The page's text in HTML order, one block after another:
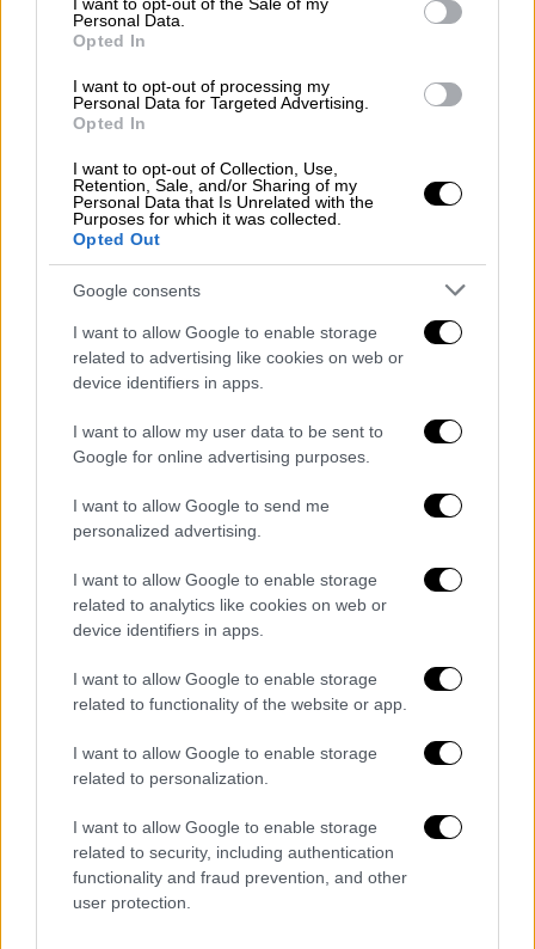
Personal Data.
Opted In
I want to opt-out of processing my
Personal Data for Targeted Advertising.
Opted In
I want to opt-out of Collection, Use,
Retention, Sale, and/or Sharing of my
Personal Data that Is Unrelated with the
Purposes for which it was collected.
Opted Out
Google consents
I want to allow Google to enable storage
related to advertising like cookies on web or
device identifiers in apps.
I want to allow my user data to be sent to
Google for online advertising purposes.
I want to allow Google to send me
personalized advertising.
I want to allow Google to enable storage
related to analytics like cookies on web or
device identifiers in apps.
I want to allow Google to enable storage
related to functionality of the website or app.
I want to allow Google to enable storage
related to personalization.
I want to allow Google to enable storage
related to security, including authentication
functionality and fraud prevention, and other
user protection.
Η 44χρονη Χίλτον είχε ετοιμάσει έναν
διάδρομο στα χρώματα του ουράνιου τόξου
για να οδηγεί στον χώρο του πάρτι με την
και να γράφει ένα μεγάλο Paris.
Η διάσημη περσόνα δημοσίευσε
από φωτογραφίεςαπό τη λαμπερή βραδιά
στον προσωπικό της λογαριασμό στο
Instagram.
View this post on Instagram